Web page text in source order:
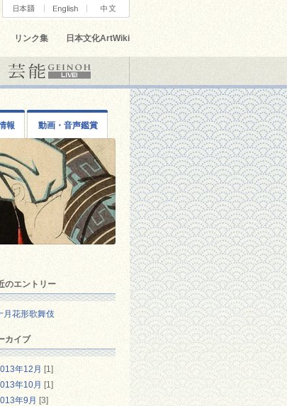
リンク集 日本文化ArtWiki
報 動画・音声鑑賞
のエントリー
月花形歌舞伎
カイブ
年12月 [1]
年10月 [1]
年9月 [3]